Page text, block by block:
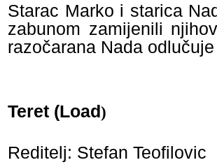
Starac Marko i starica
zabunom zamijenili
razočarana Nada
Teret (Load)
Reditelj: Stefan Teofilovic